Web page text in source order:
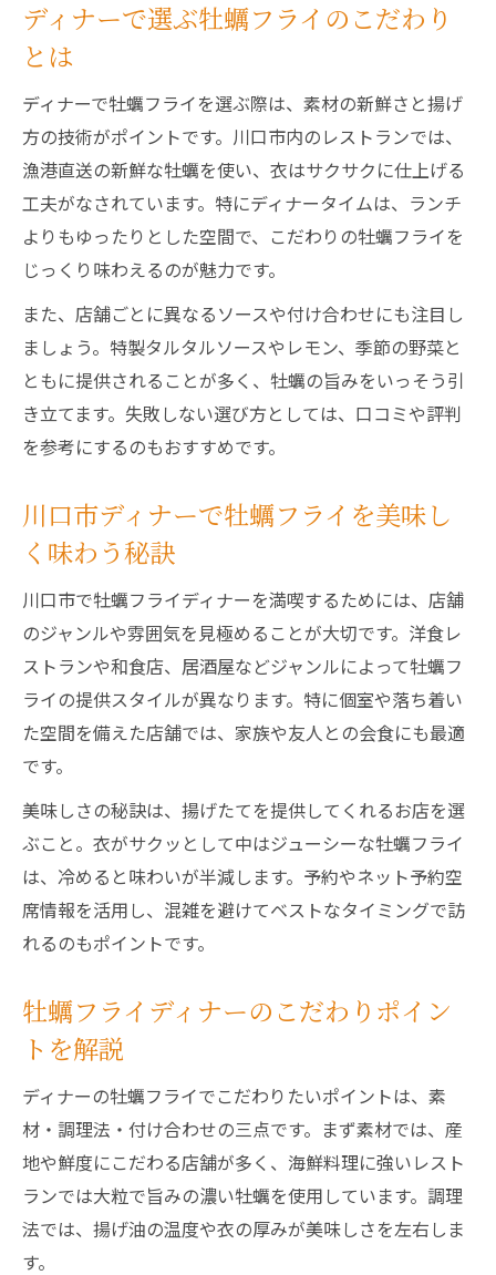
ディナーで選ぶ牡蠣フライのこだわり
とは
ディナーで牡蠣フライを選ぶ際は、素材の新鮮さと揚げ
方の技術がポイントです。川口市内のレストランでは、
漁港直送の新鮮な牡蠣を使い、衣はサクサクに仕上げる
工夫がなされています。特にディナータイムは、ランチ
よりもゆったりとした空間で、こだわりの牡蠣フライを
じっくり味わえるのが魅力です。
また、店舗ごとに異なるソースや付け合わせにも注目し
ましょう。特製タルタルソースやレモン、季節の野菜と
ともに提供されることが多く、牡蠣の旨みをいっそう引
き立てます。失敗しない選び方としては、口コミや評判
を参考にするのもおすすめです。
川口市ディナーで牡蠣フライを美味し
く味わう秘訣
川口市で牡蠣フライディナーを満喫するためには、店舗
のジャンルや雰囲気を見極めることが大切です。洋食レ
ストランや和食店、居酒屋などジャンルによって牡蠣フ
ライの提供スタイルが異なります。特に個室や落ち着い
た空間を備えた店舗では、家族や友人との会食にも最適
です。
美味しさの秘訣は、揚げたてを提供してくれるお店を選
ぶこと。衣がサクッとして中はジューシーな牡蠣フライ
は、冷めると味わいが半減します。予約やネット予約空
席情報を活用し、混雑を避けてベストなタイミングで訪
れるのもポイントです。
牡蠣フライディナーのこだわりポイン
トを解説
ディナーの牡蠣フライでこだわりたいポイントは、素
材・調理法・付け合わせの三点です。まず素材では、産
地や鮮度にこだわる店舗が多く、海鮮料理に強いレスト
ランでは大粒で旨みの濃い牡蠣を使用しています。調理
法では、揚げ油の温度や衣の厚みが美味しさを左右しま
す。